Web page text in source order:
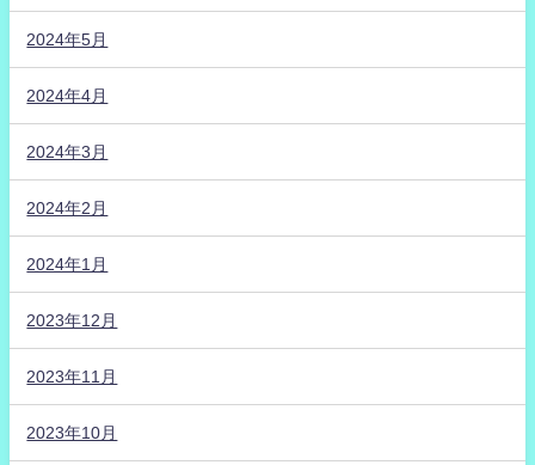
2024年5月
2024年4月
2024年3月
2024年2月
2024年1月
2023年12月
2023年11月
2023年10月